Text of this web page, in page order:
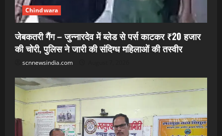
Chindwara
जेबकतरी गैंग – जुन्नारदेव में ब्लेड से पर्स काटकर ₹20 हजार
की चोरी, पुलिस ने जारी की संदिग्ध महिलाओं की तस्वीर
scnnewsindia.com